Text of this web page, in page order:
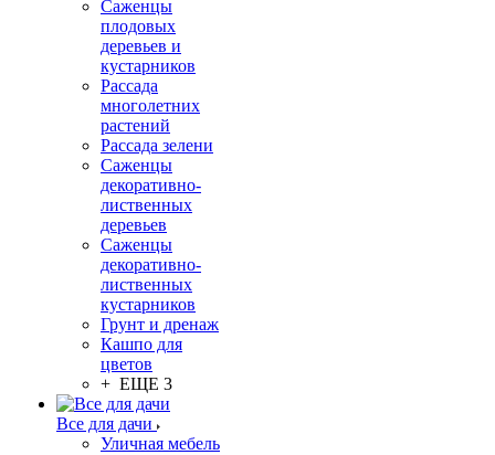
Саженцы
плодовых
деревьев и
кустарников
Рассада
многолетних
растений
Рассада зелени
Саженцы
декоративно-
лиственных
деревьев
Саженцы
декоративно-
лиственных
кустарников
Грунт и дренаж
Кашпо для
цветов
+ ЕЩЕ 3
Все для дачи
Уличная мебель